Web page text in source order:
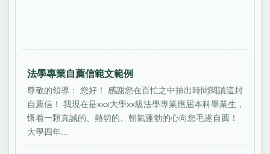
法學專業自薦信範文範例
尊敬的領導： 您好！ 感謝您在百忙之中抽出時間閱讀這封
自薦信！ 我現在是xxx大學xx級法學專業應屆本科畢業生，
懷着一顆真誠的、熱切的、朝氣蓬勃的心向您毛遂自薦！
大學四年...